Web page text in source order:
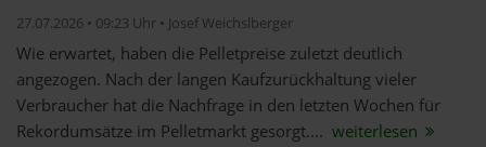
27.07.2026 • 09:23 Uhr • Josef Weichslberger
Wie erwartet, haben die Pelletpreise zuletzt deutlich
angezogen. Nach der langen Kaufzurückhaltung vieler
Verbraucher hat die Nachfrage in den letzten Wochen für
Rekordumsätze im Pelletmarkt gesorgt.... weiterlesen